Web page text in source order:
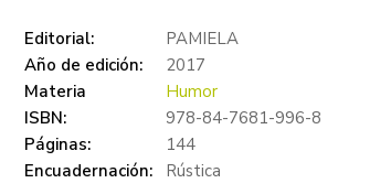
Editorial:
PAMIELA
Año de edición:
2017
Materia
Humor
ISBN:
978-84-7681-996-8
Páginas:
144
Encuadernación:
Rústica